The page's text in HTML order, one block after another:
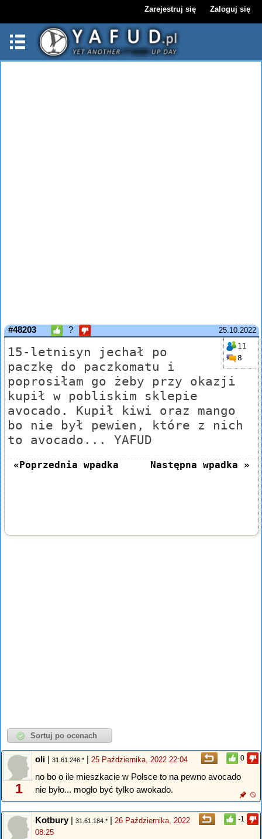
Zarejestruj się Zaloguj się
25.10.2022
#48203 ?
11
8
15-letnisyn jechał po
paczkę do paczkomatu i
poprosiłam go żeby przy okazji
kupił w pobliskim sklepie
avocado. Kupił kiwi oraz mango
bo nie był pewien, które z nich
to avocado... YAFUD
«Poprzednia wpadka Następna wpadka »
0
1
oli | 31.61.246.* | 25 Października, 2022 22:04
no bo o ile mieszkacie w Polsce to na pewno avocado
nie było... mogło być tylko awokado.
-1
Kotbury| 31.61.184.* | 26 Października, 2022
08:25